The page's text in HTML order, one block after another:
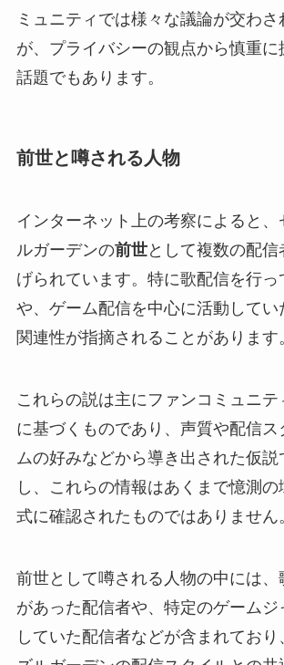
ミュニティでは様々な議論が交わさ
が、プライバシーの観点から慎重に
話題でもあります。
前世と噂される人物
インターネット上の考察によると
ルガーデンの前世として複数の配信
げられています。特に歌配信を行っ
や、ゲーム配信を中心に活動してい
関連性が指摘されることがあります
これらの説は主にファンコミュニテ
に基づくものであり、声質や配信ス
ムの好みなどから導き出された仮説
し、これらの情報はあくまで憶測
式に確認されたものではありません
前世として噂される人物の中には、
があった配信者や、特定のゲームジ
していた配信者などが含まれてお